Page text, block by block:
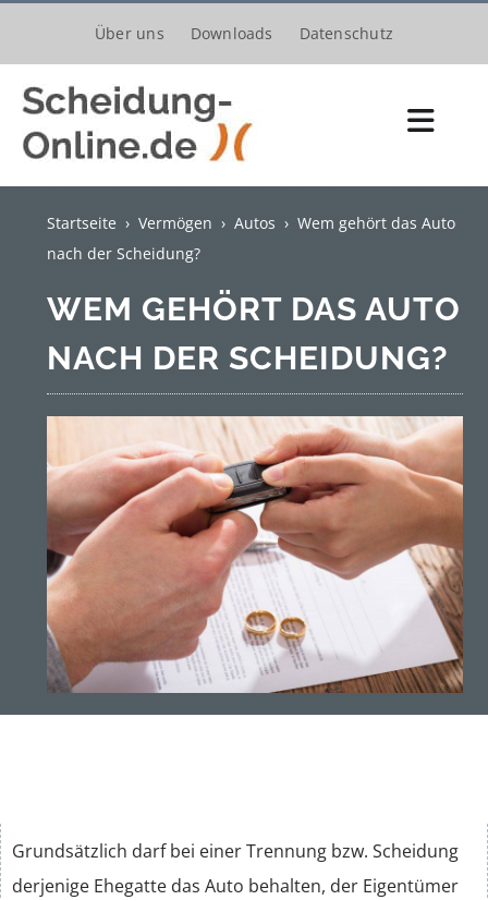
springen
Über uns Downloads Datenschutz
Verfahren
Trennung
Unterhalt
Kinder
Ehewohnung
Vermögen
Steuern
Startseite ›Vermögen ›Autos ›Wem gehört das Auto
nach der Scheidung?
WEM GEHÖRT DAS AUTO
NACH DER SCHEIDUNG?
Grundsätzlich darf bei einer Trennung bzw. Scheidung
derjenige Ehegatte das Auto behalten, der Eigentümer